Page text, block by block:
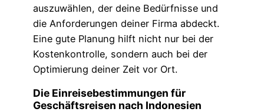
auszuwählen, der deine Bedürfnisse und
die Anforderungen deiner Firma abdeckt.
Eine gute Planung hilft nicht nur bei der
Kostenkontrolle, sondern auch bei der
Optimierung deiner Zeit vor Ort.
Die Einreisebestimmungen für
Geschäftsreisen nach Indonesien